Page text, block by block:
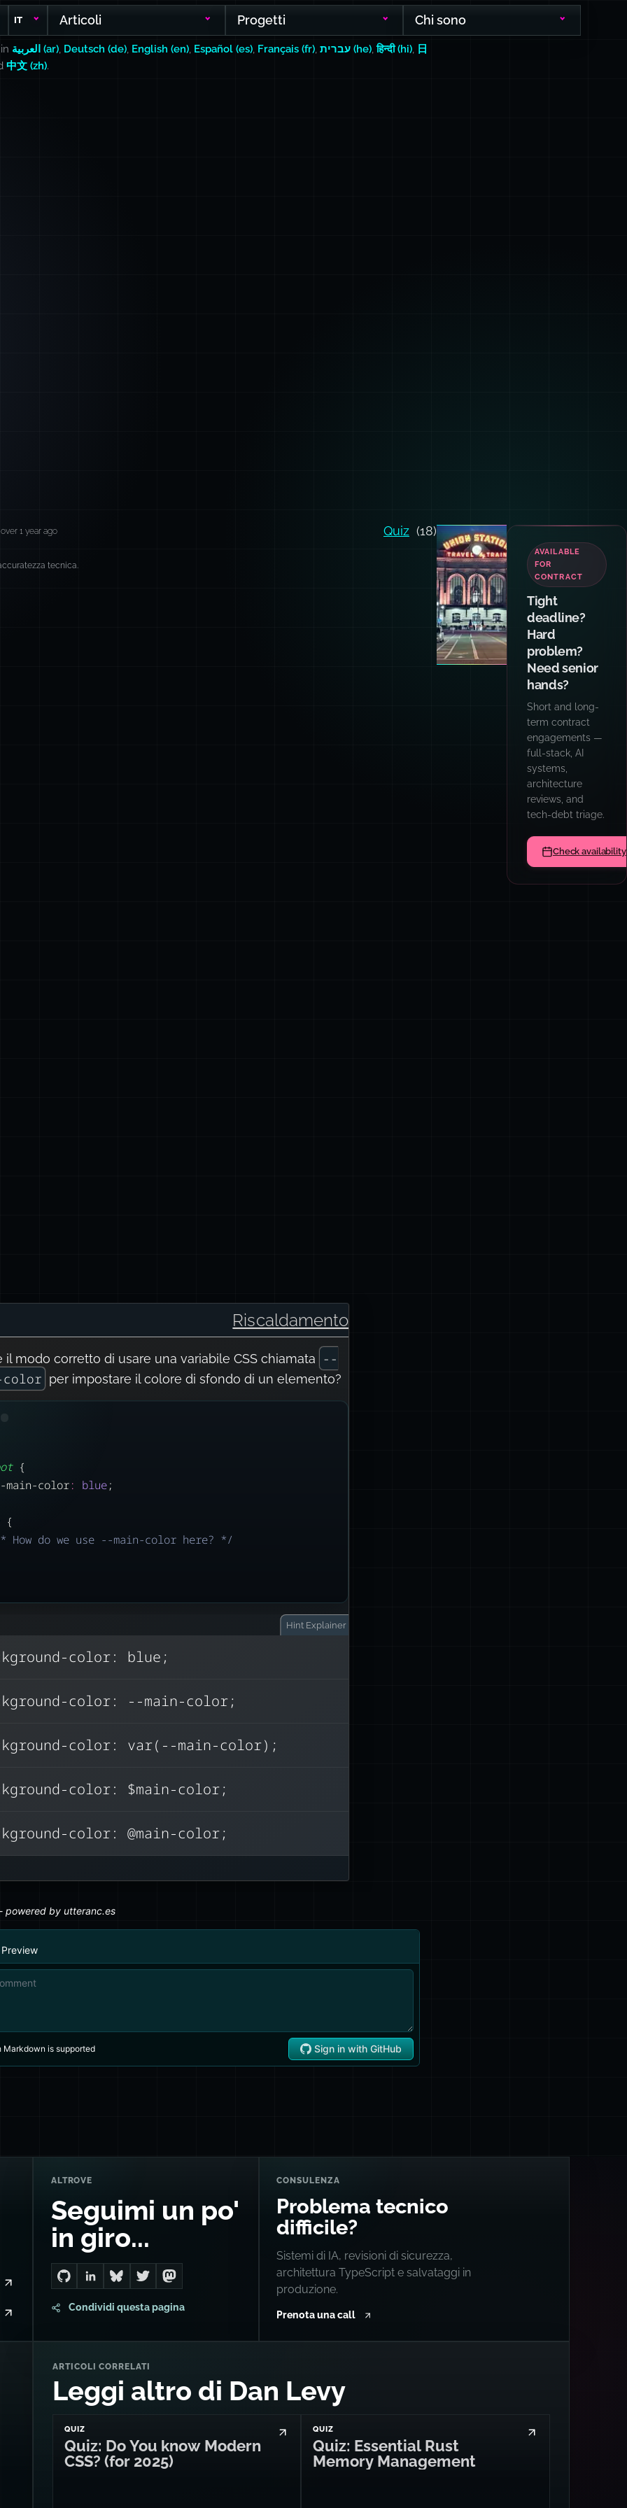
IT Articoli Progetti Chi sono
العربية (ar) Deutsch (de) English (en) Español (es) Français (fr) עברית (he) ,हिन्दी (hi)
日
中文 (zh).
1 year ago Quiz (18)
tecnica.
TEAM
TRAINING
Want your
team and
agents
writing code
like I do?
Hands-on
workshops for
engineering
teams: AI
patterns, prompt
engineering,
TypeScript,
async
architecture, and
code quality
Book a team
Riscaldamento
il modo corretto di usare una variabile CSS chiamata --
color
{
{
Le variabili CSS si usano con la funzione
var
main-color);
Questa sintassi recupera il valore di
Le altre opzioni possono ricordare altri linguaggi o
Seguimi un po'
in giro...
Go to Dan's GitHub
Connect with me on LinkedIn
Follow me on Bluesky
Follow me on Twitter
Follow me on Mastodon
CONSULENZA
Problema tecnico
difficile?
Sistemi di IA, revisioni di sicurezza,
architettura TypeScript e salvataggi in
ARTICOLI CORRELATI
Leggi altro di Dan Levy
QUIZ
Quiz: Do You know Modern
QUIZ
Quiz: Essential Rust